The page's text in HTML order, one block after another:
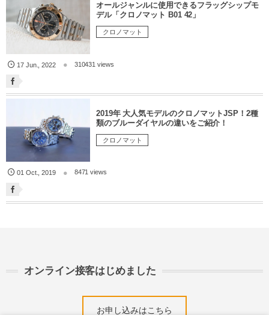
オールジャンルに使用できるフラッグシップモ
デル「クロノマット B01 42」
クロノマット
17 Jun. ,2022 310431 views
2019年 大人気モデルのクロノマットJSP！2種
類のブルーダイヤルの違いをご紹介！
クロノマット
01 Oct.,2019 8471 views
オンライン接客はじめました
お申し込みはこちら